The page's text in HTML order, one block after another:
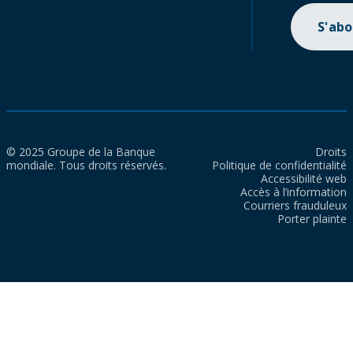
© 2025 Groupe de la Banque
mondiale. Tous droits réservés.
Droits
Politique de confidentialité
Accessibilité web
Accès à l’information
Courriers frauduleux
Porter plainte